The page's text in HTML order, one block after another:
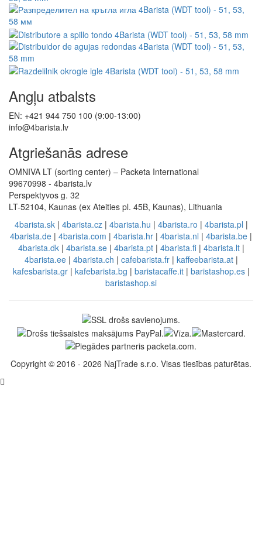
Angļu atbalsts
EN: +421 944 750 100 (9:00-13:00)
info@4barista.lv
Atgriešanās adrese
OMNIVA LT (sorting center) – Packeta International
99670998 - 4barista.lv
Perspektyvos g. 32
LT-52104, Kaunas (ex Ateities pl. 45B, Kaunas), Lithuania
4barista.sk| 4barista.cz| 4barista.hu | 4barista.ro | 4barista.pl |
4barista.de | 4barista.com | 4barista.hr | 4barista.nl | 4barista.be |
4barista.dk| 4barista.se| 4barista.pt| 4barista.fi| 4barista.lt|
4barista.ee| 4barista.ch | cafebarista.fr| kaffeebarista.at|
kafesbarista.gr| kafebarista.bg | baristacaffe.it| baristashop.es|
baristashop.si
Copyright © 2016 - 2026 NajTrade s.r.o. Visas tiesības paturētas.